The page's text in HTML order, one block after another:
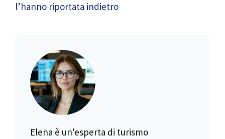
l’hanno riportata indietro
Elena è un'esperta di turismo